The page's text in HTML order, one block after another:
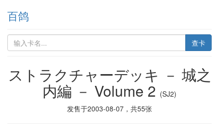
百鸽
查卡
ストラクチャーデッキ － 城之
内編 － Volume 2 (SJ2)
发售于2003-08-07 ，共55张